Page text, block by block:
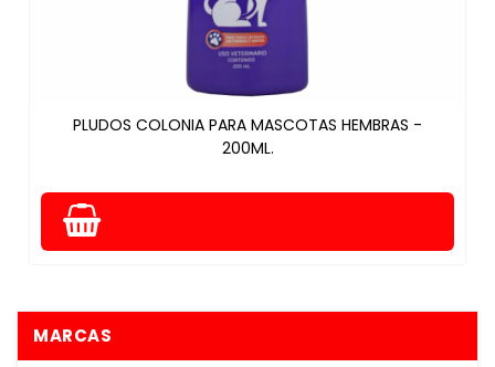
PLUDOS COLONIA PARA MASCOTAS HEMBRAS -
200ML.
MARCAS